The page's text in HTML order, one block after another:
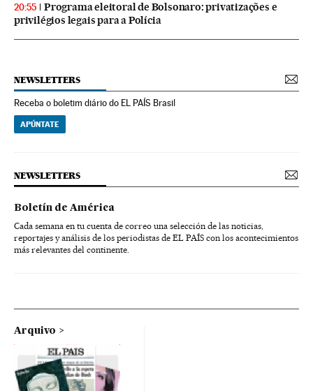
20:55
Programa eleitoral de Bolsonaro: privatizações e
privilégios legais para a Polícia
NEWSLETTERS
Receba o boletim diário do EL PAÍS Brasil
APÚNTATE
NEWSLETTERS
Boletín de América
Cada semana en tu cuenta de correo una selección de las noticias,
reportajes y análisis de los periodistas de EL PAÍS con los acontecimientos
más relevantes del continente.
Arquivo